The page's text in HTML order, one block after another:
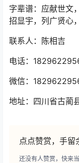
字辈谱：应献世文
招显宇，列广贤心
联系人：陈相吉
电话：
微信：
地址：四川省古蔺
点点赞赏，手留
还没有人赞赏，快来